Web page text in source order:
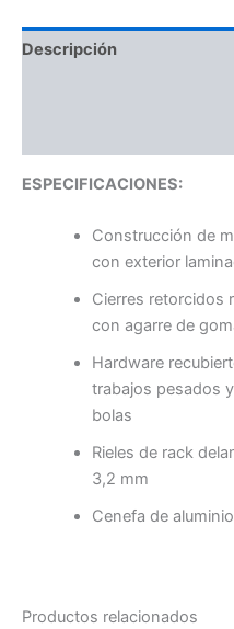
Descripción
ESPECIFICACIONES:
Construcción de
con exterior
Cierres retorcidos
con agarre de
Hardware
trabajos pesados
bolas
Rieles de rack
3,2 mm
Cenefa de
Productos relacionados